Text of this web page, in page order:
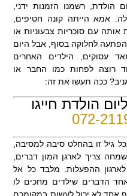
הולדת, רשמנו הזמנות ידני,
אמא הייתה קונה חטיפים,
עם סוכריות צבעוניות או
לחלוקה בסוף, אבל היום
עסוקים, הילדים האחרים
רוצה לפחות כמו החבר או
ככה תעשו את זה:
הולדת חייגו
072-
גיל זו בהחלט סיבה למסיבה,
צריך לארגן המון דברים,
ההפעלות. מלבד כל אל
הדברים שילדים מחכים לו
אחד לא יכול לעשות במקומכם